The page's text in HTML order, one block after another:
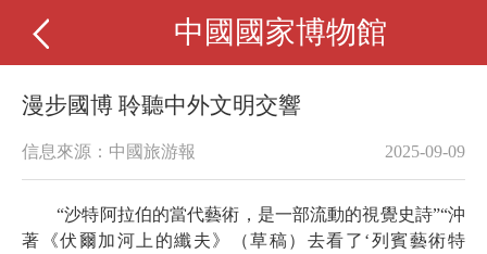
中國國家博物館
漫步國博 聆聽中外文明交響
信息來源：中國旅游報 2025-09-09
“沙特阿拉伯的當代藝術，是一部流動的視覺史詩”“沖
著《伏爾加河上的纖夫》（草稿）去看了‘列賓藝術特